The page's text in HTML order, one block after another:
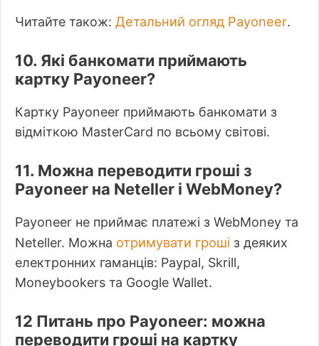
Читайте також: Детальний огляд Payoneer.
10. Які банкомати приймають
картку Payoneer?
Картку Payoneer приймають банкомати з
відміткою MasterCard по всьому світові.
11. Можна переводити гроші з
Payoneer на Neteller і WebMoney?
Payoneer не приймає платежі з WebMoney та
Neteller. Можна отримувати гроші з деяких
електронних гаманців: Paypal, Skrill,
Moneybookers та Google Wallet.
12 Питань про Payoneer: можна
переводити гроші на картку